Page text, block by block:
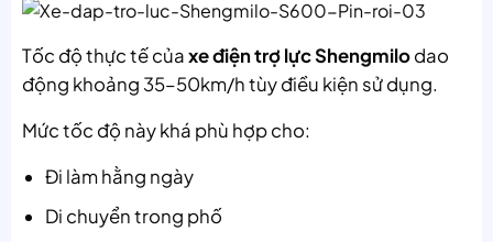
Tốc độ thực tế củaxe điện trợ lực Shengmilodao
động khoảng 35–50km/h tùy điều kiện sử dụng.
Mức tốc độ này khá phù hợp cho:
Đi làm hằng ngày
Di chuyển trong phố